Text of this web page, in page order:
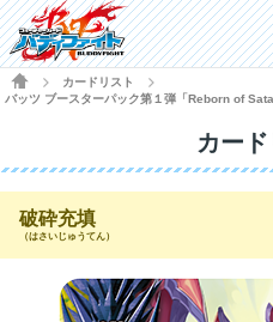
HOME
カードリスト
バッツ ブースターパック第１弾「Reborn of
カード
破砕充填
（はさいじゅうてん）